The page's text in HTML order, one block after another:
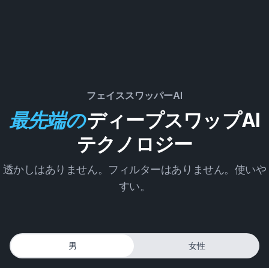
フェイススワッパーAI
最先端のディープスワップAI
テクノロジー
透かしはありません。フィルターはありません。使いや
すい。
男 女性